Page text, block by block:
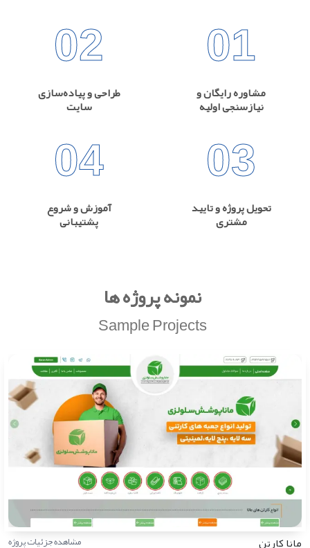
01
مشاوره رایگان و
نیازسنجی اولیه
02
طراحی و پیاده‌سازی
سایت
03
تحویل پروژه و تایید
مشتری
04
آموزش و شروع
پشتیبانی
نمونه پروژه ها
Sample Projects
مانا کارتن مشاهده جزئیات پروژه